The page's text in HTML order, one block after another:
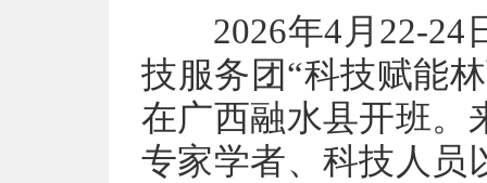
2026年4月22-24
技服务团“科技赋能
在广西融水县开班。
专家学者、科技人员